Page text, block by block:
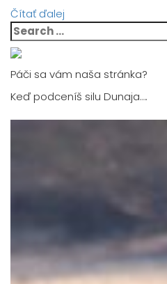
Čítať ďalej
Search
for:
Páči sa vám naša stránka?
Keď podceníš silu Dunaja….